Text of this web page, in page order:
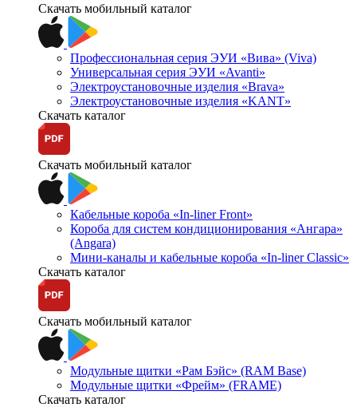
Скачать мобильный каталог
Профессиональная серия ЭУИ «Вива» (Viva)
Универсальная серия ЭУИ «Avanti»
Электроустановочные изделия «Brava»
Электроустановочные изделия «KANT»
Скачать каталог
Скачать мобильный каталог
Кабельные короба «In-liner Front»
Короба для систем кондиционирования «Ангара»
(Angara)
Мини-каналы и кабельные короба «In-liner Classic»
Скачать каталог
Скачать мобильный каталог
Модульные щитки «Рам Бэйс» (RAM Base)
Модульные щитки «Фрейм» (FRAME)
Скачать каталог